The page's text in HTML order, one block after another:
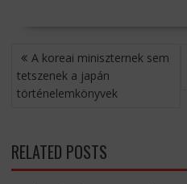
BEJEGYZÉS
NAVIGÁCIÓ
A koreai miniszternek sem
tetszenek a japán
történelemkönyvek
RELATED POSTS